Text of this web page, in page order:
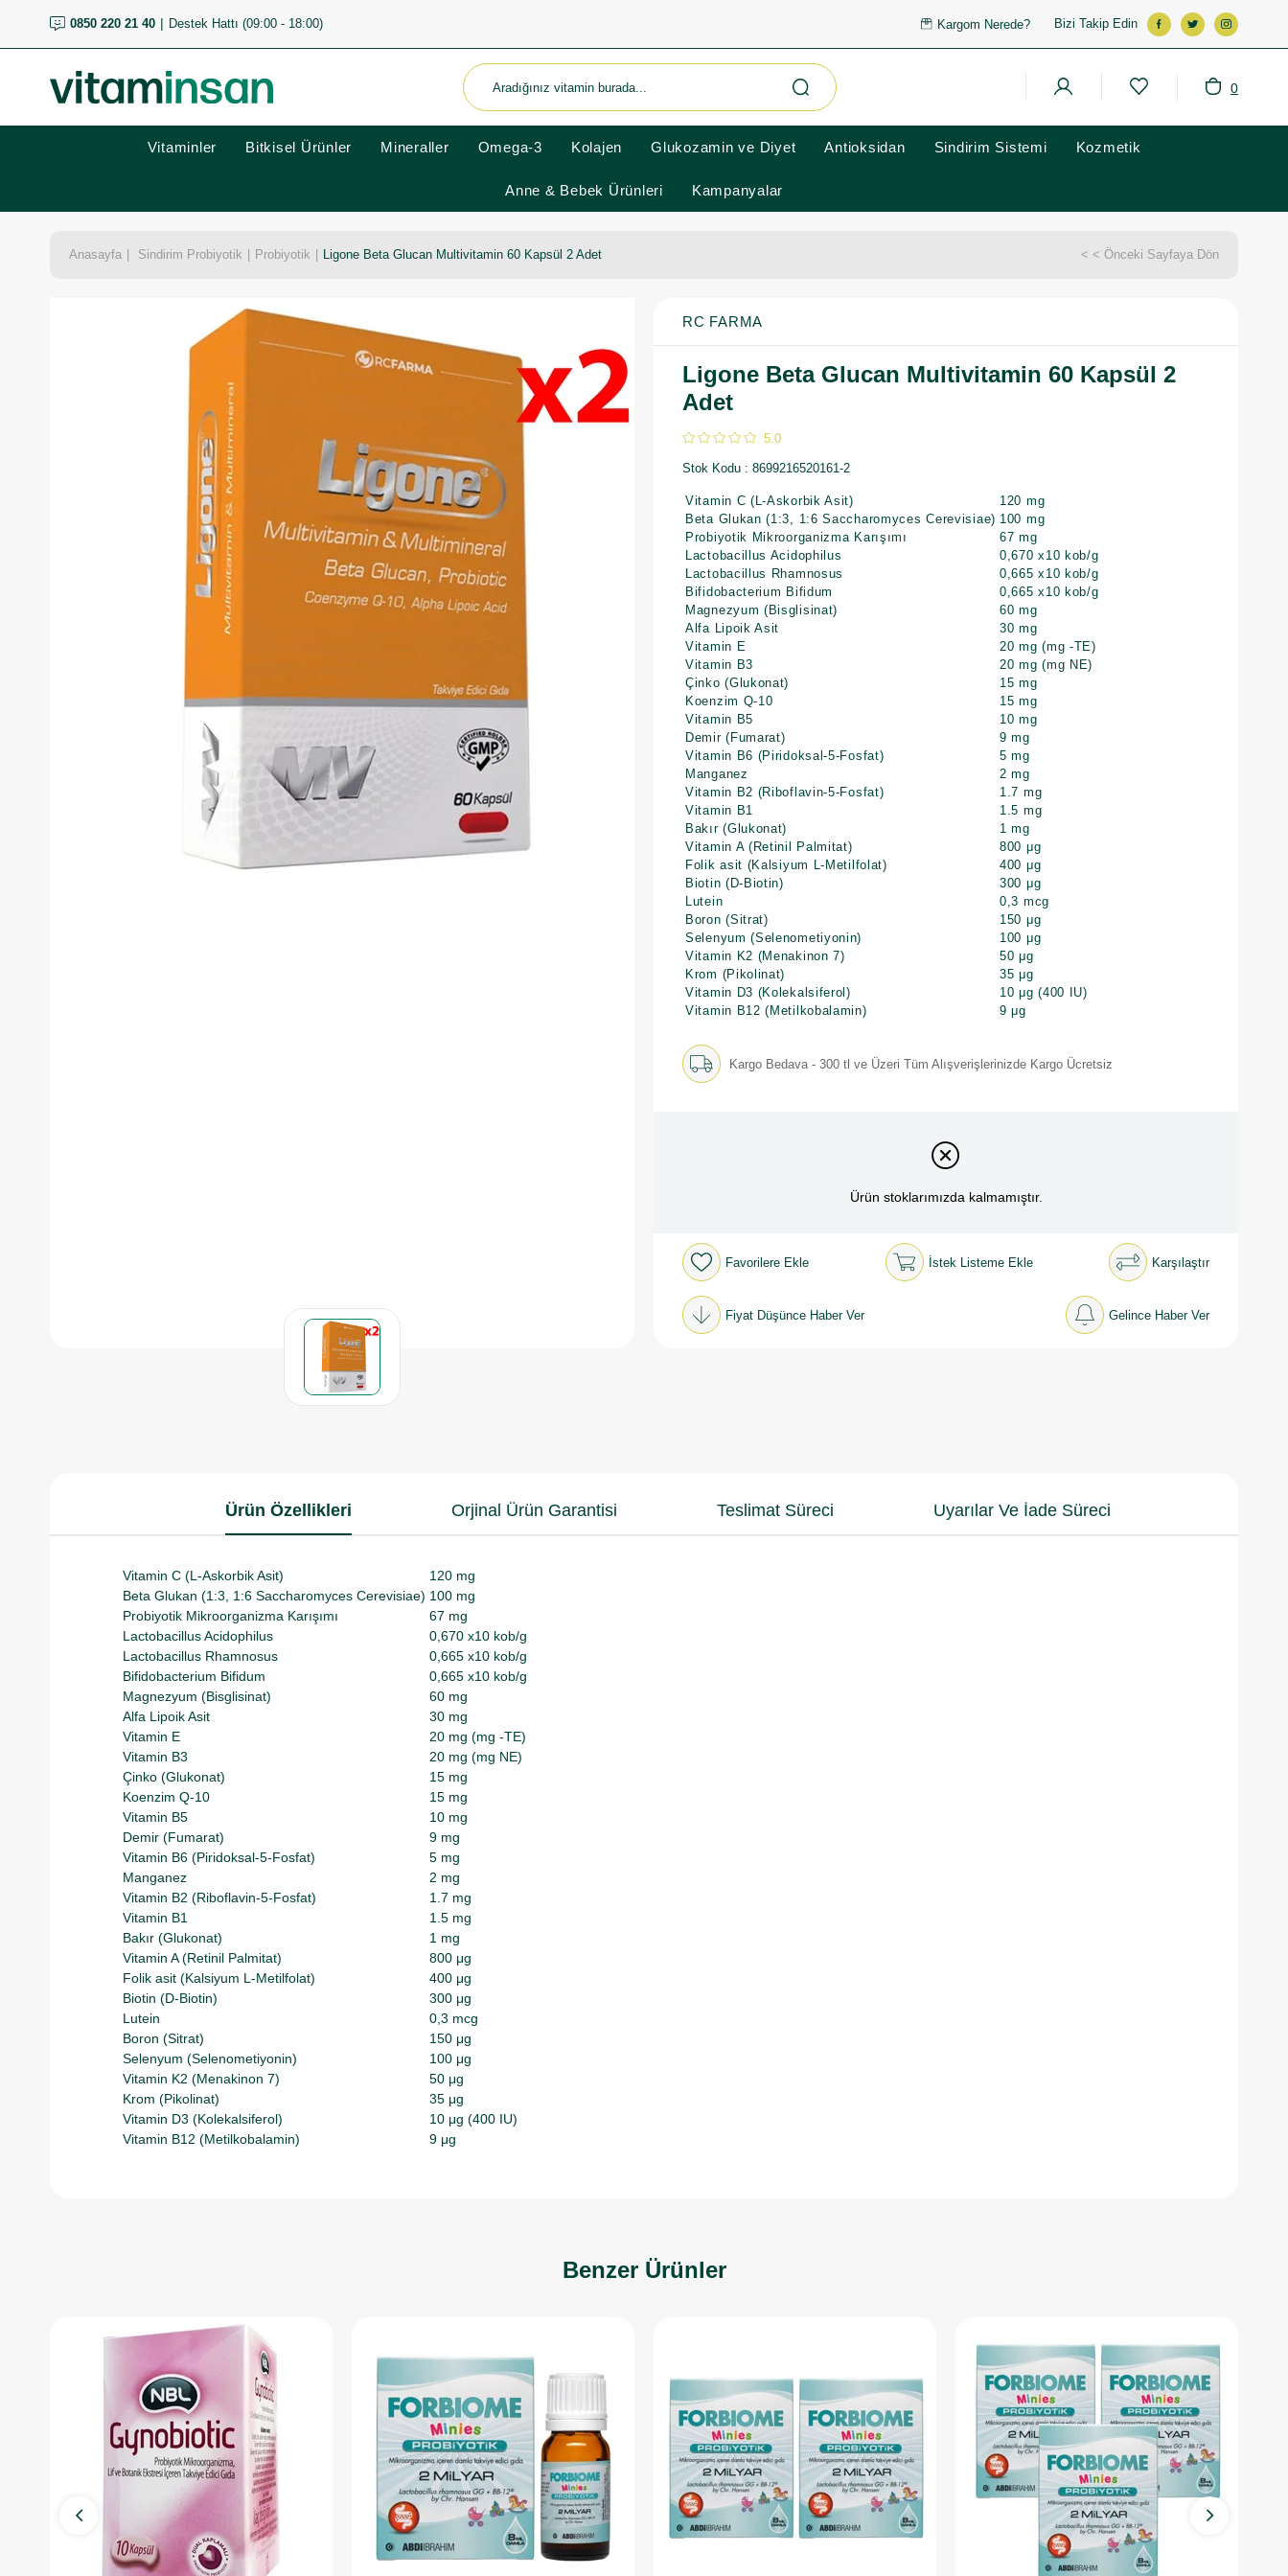
0850 220 21 40 Destek Hattı (09:00 - 18:00) Kargom Nerede? Bizi Takip Edin
0
Vitaminler Bitkisel Ürünler Mineraller Omega-3 Kolajen Glukozamin ve Diyet Antioksidan Sindirim Sistemi Kozmetik
Anne & Bebek Ürünleri Kampanyalar
Anasayfa Sindirim Probiyotik Probiyotik Ligone Beta Glucan Multivitamin 60 Kapsül 2 Adet < < Önceki Sayfaya Dön
RC FARMA
Ligone Beta Glucan Multivitamin 60 Kapsül 2
Adet
5.0
Stok Kodu 8699216520161-2
Vitamin C (L-Askorbik Asit)
120 mg
Beta Glukan (1:3, 1:6 Saccharomyces Cerevisiae) 100 mg
Probiyotik Mikroorganizma Karışımı
67 mg
Lactobacillus Acidophilus
0,670 x10 kob/g
Lactobacillus Rhamnosus
0,665 x10 kob/g
Bifidobacterium Bifidum
0,665 x10 kob/g
Magnezyum (Bisglisinat)
60 mg
Alfa Lipoik Asit
30 mg
Vitamin E
20 mg (mg ­-TE)
Vitamin B3
20 mg (mg NE)
Çinko (Glukonat)
15 mg
Koenzim Q-10
15 mg
Vitamin B5
10 mg
Demir (Fumarat)
9 mg
Vitamin B6 (Piridoksal-5-Fosfat)
5 mg
Manganez
2 mg
Vitamin B2 (Riboflavin-5-Fosfat)
1.7 mg
Vitamin B1
1.5 mg
Bakır (Glukonat)
1 mg
Vitamin A (Retinil Palmitat)
800 μg
Folik asit (Kalsiyum L-Metilfolat)
400 μg
Biotin (D-Biotin)
300 μg
Lutein
0,3 mcg
Boron (Sitrat)
150 μg
Selenyum (Selenometiyonin)
100 μg
Vitamin K2 (Menakinon 7)
50 μg
Krom (Pikolinat)
35 μg
Vitamin D3 (Kolekalsiferol)
10 μg (400 IU)
Vitamin B12 (Metilkobalamin)
9 μg
Kargo Bedava - 300 tl ve Üzeri Tüm Alışverişlerinizde Kargo Ücretsiz
Ürün stoklarımızda kalmamıştır.
Favorilere Ekle İstek Listeme Ekle Karşılaştır
Fiyat Düşünce Haber Ver Gelince Haber Ver
Ürün Özellikleri Orjinal Ürün Garantisi Teslimat Süreci Uyarılar Ve İade Süreci
Vitamin C (L-Askorbik Asit)
120 mg
Beta Glukan (1:3, 1:6 Saccharomyces Cerevisiae) 100 mg
Probiyotik Mikroorganizma Karışımı
67 mg
Lactobacillus Acidophilus
0,670 x10 kob/g
Lactobacillus Rhamnosus
0,665 x10 kob/g
Bifidobacterium Bifidum
0,665 x10 kob/g
Magnezyum (Bisglisinat)
60 mg
Alfa Lipoik Asit
30 mg
Vitamin E
20 mg (mg ­-TE)
Vitamin B3
20 mg (mg NE)
Çinko (Glukonat)
15 mg
Koenzim Q-10
15 mg
Vitamin B5
10 mg
Demir (Fumarat)
9 mg
Vitamin B6 (Piridoksal-5-Fosfat)
5 mg
Manganez
2 mg
Vitamin B2 (Riboflavin-5-Fosfat)
1.7 mg
Vitamin B1
1.5 mg
Bakır (Glukonat)
1 mg
Vitamin A (Retinil Palmitat)
800 μg
Folik asit (Kalsiyum L-Metilfolat)
400 μg
Biotin (D-Biotin)
300 μg
Lutein
0,3 mcg
Boron (Sitrat)
150 μg
Selenyum (Selenometiyonin)
100 μg
Vitamin K2 (Menakinon 7)
50 μg
Krom (Pikolinat)
35 μg
Vitamin D3 (Kolekalsiferol)
10 μg (400 IU)
Vitamin B12 (Metilkobalamin)
9 μg
Benzer Ürünler